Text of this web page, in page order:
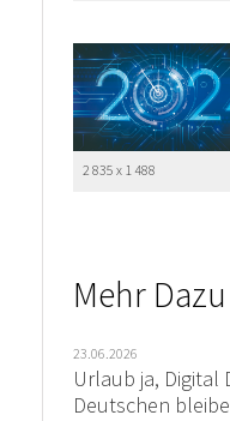
2 835 x 1 488
Mehr Dazu
23.06.2026
Urlaub ja, Digital
Deutschen